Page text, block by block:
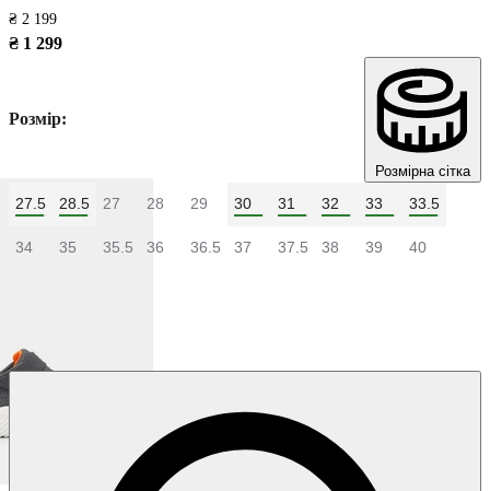
₴ 2 199
₴ 1 299
Розмір:
Розмірна сітка
27.5 28.5 27 28 29 30 31 32 33 33.5
34 35 35.5 36 36.5 37 37.5 38 39 40